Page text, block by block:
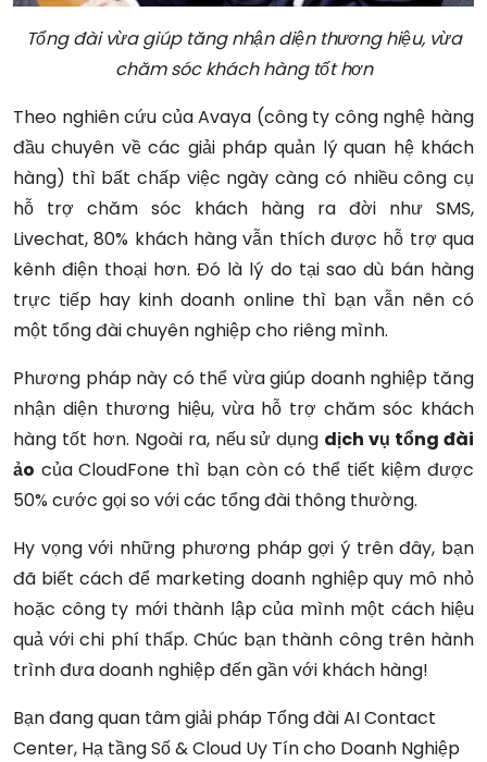
Tổng đài vừa giúp tăng nhận diện thương hiệu, vừa
chăm sóc khách hàng tốt hơn
Theo nghiên cứu của Avaya (công ty công nghệ hàng
đầu chuyên về các giải pháp quản lý quan hệ khách
hàng) thì bất chấp việc ngày càng có nhiều công cụ
hỗ trợ chăm sóc khách hàng ra đời như SMS,
Livechat, 80% khách hàng vẫn thích được hỗ trợ qua
kênh điện thoại hơn. Đó là lý do tại sao dù bán hàng
trực tiếp hay kinh doanh online thì bạn vẫn nên có
một tổng đài chuyên nghiệp cho riêng mình.
Phương pháp này có thể vừa giúp doanh nghiệp tăng
nhận diện thương hiệu, vừa hỗ trợ chăm sóc khách
hàng tốt hơn. Ngoài ra, nếu sử dụng dịch vụ tổng đài
ảo của CloudFone thì bạn còn có thể tiết kiệm được
50% cước gọi so với các tổng đài thông thường.
Hy vọng với những phương pháp gợi ý trên đây, bạn
đã biết cách để marketing doanh nghiệpquy mô nhỏ
hoặc công ty mới thành lập của mình một cách hiệu
quả với chi phí thấp. Chúc bạn thành công trên hành
trình đưa doanh nghiệp đến gần với khách hàng!
Bạn đang quan tâm giải pháp Tổng đài AI Contact
Center, Hạ tầng Số & Cloud Uy Tín cho Doanh Nghiệp